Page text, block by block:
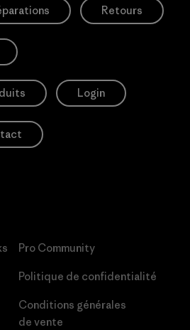
Retours
Login
Pro Community
Politique de confidentialité
Conditions générales
de vente